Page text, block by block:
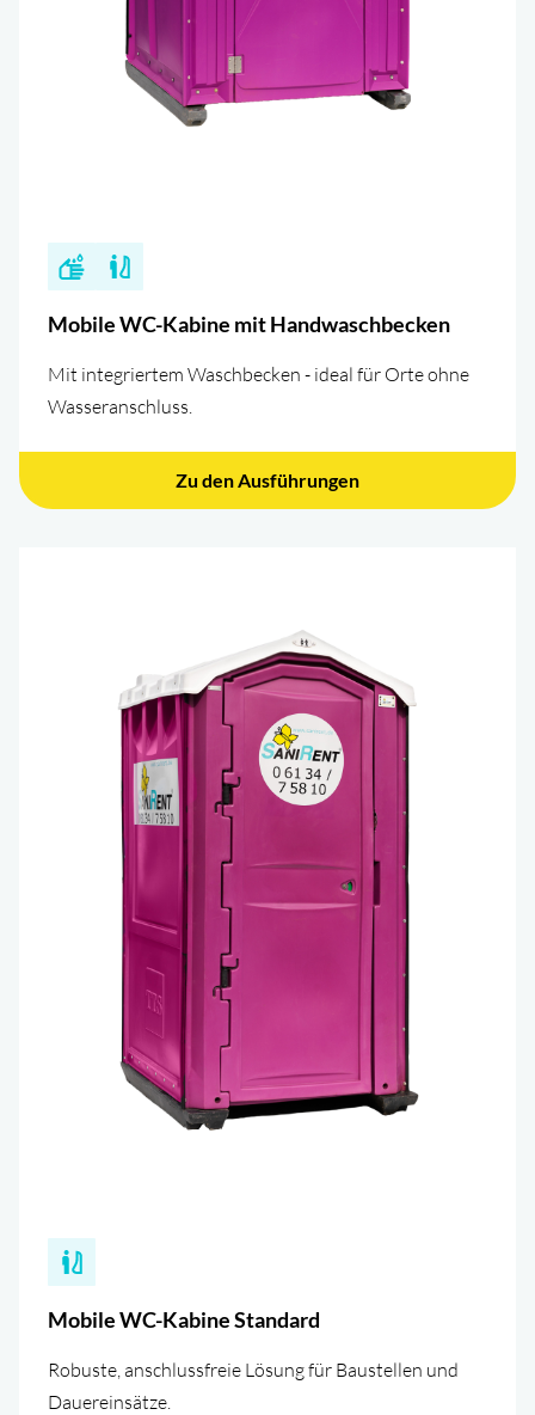
Mobile WC-Kabine mit Handwaschbecken
Mit integriertem Waschbecken - ideal für Orte ohne
Wasseranschluss.
Zu den Ausführungen
Mobile WC-Kabine Standard
Robuste, anschlussfreie Lösung für Baustellen und
Dauereinsätze.